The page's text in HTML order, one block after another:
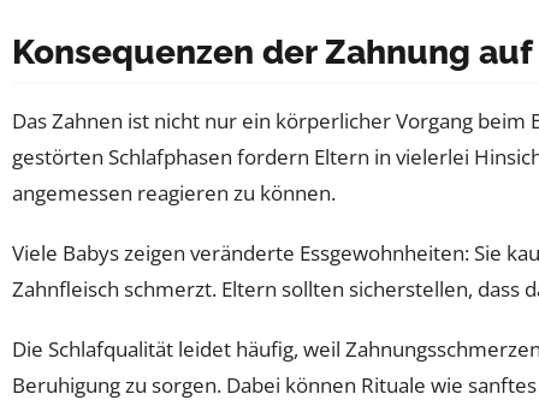
Konsequenzen der Zahnung
Das Zahnen ist nicht nur ein körperlicher Vorgang
gestörten Schlafphasen fordern Eltern in vielerlei
angemessen reagieren zu können.
Viele Babys zeigen veränderte Essgewohnheiten: Sie
Zahnfleisch schmerzt. Eltern sollten sicherstellen, dass
Die Schlafqualität leidet häufig, weil
Beruhigung zu sorgen. Dabei können Rituale wie